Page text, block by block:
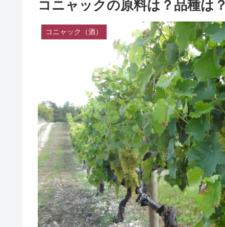
コニャックの原料は？品種は？
コニャック（酒）